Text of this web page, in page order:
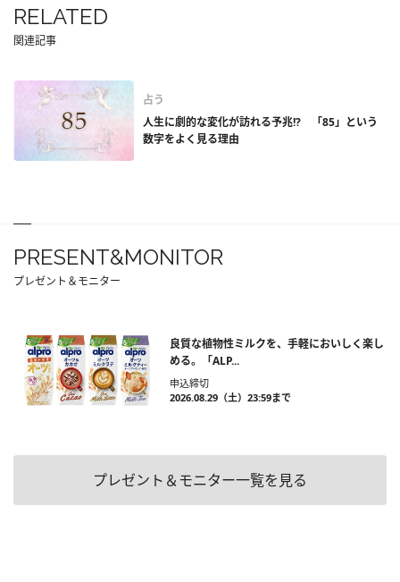
RELATED
関連記事
占う
人生に劇的な変化が訪れる予兆!? 「85」という
数字をよく見る理由
PRESENT&MONITOR
プレゼント＆モニター
良質な植物性ミルクを、手軽においしく楽し
める。「ALP...
申込締切
2026.08.29（土）23:59まで
プレゼント＆モニター一覧を見る